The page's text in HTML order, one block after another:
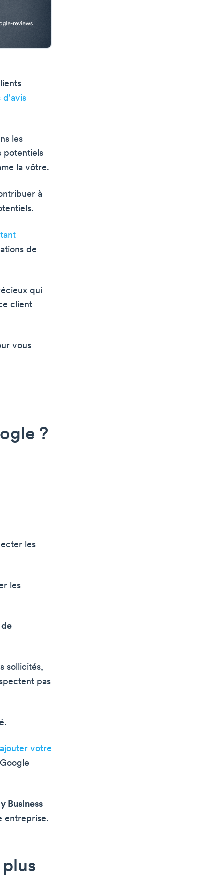
d'avis
les
potentiels
la vôtre.
à
de
qui
client
vous
?
les
les
de
sollicités,
pas
ajouter votre
Business
entreprise.